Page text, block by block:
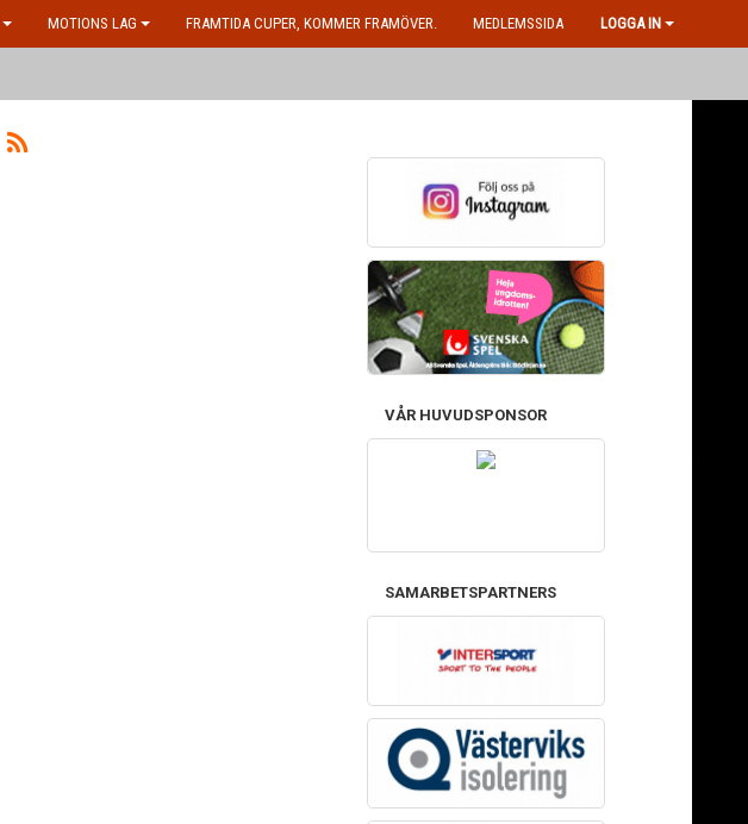
MOTIONS LAG FRAMTIDA CUPER, KOMMER FRAMÖVER. MEDLEMSSIDA LOGGA IN
VÅR HUVUDSPONSOR
SAMARBETSPARTNERS